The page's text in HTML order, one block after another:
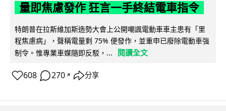
量即焦慮發作 狂言一手終結電車指令
特朗普在拉斯維加斯造勢大會上公開嘲諷電動車車主患有「里
程焦慮病」，聲稱電量剩 75% 便發作，並重申已廢除電動車強
制令。惟專業車媒隨即反駁，...
閱讀全文
608 270 ↗ 分享